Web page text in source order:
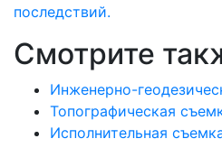
последствий.
Смотрите
Инженерно-
Топографическая
Исполнительная